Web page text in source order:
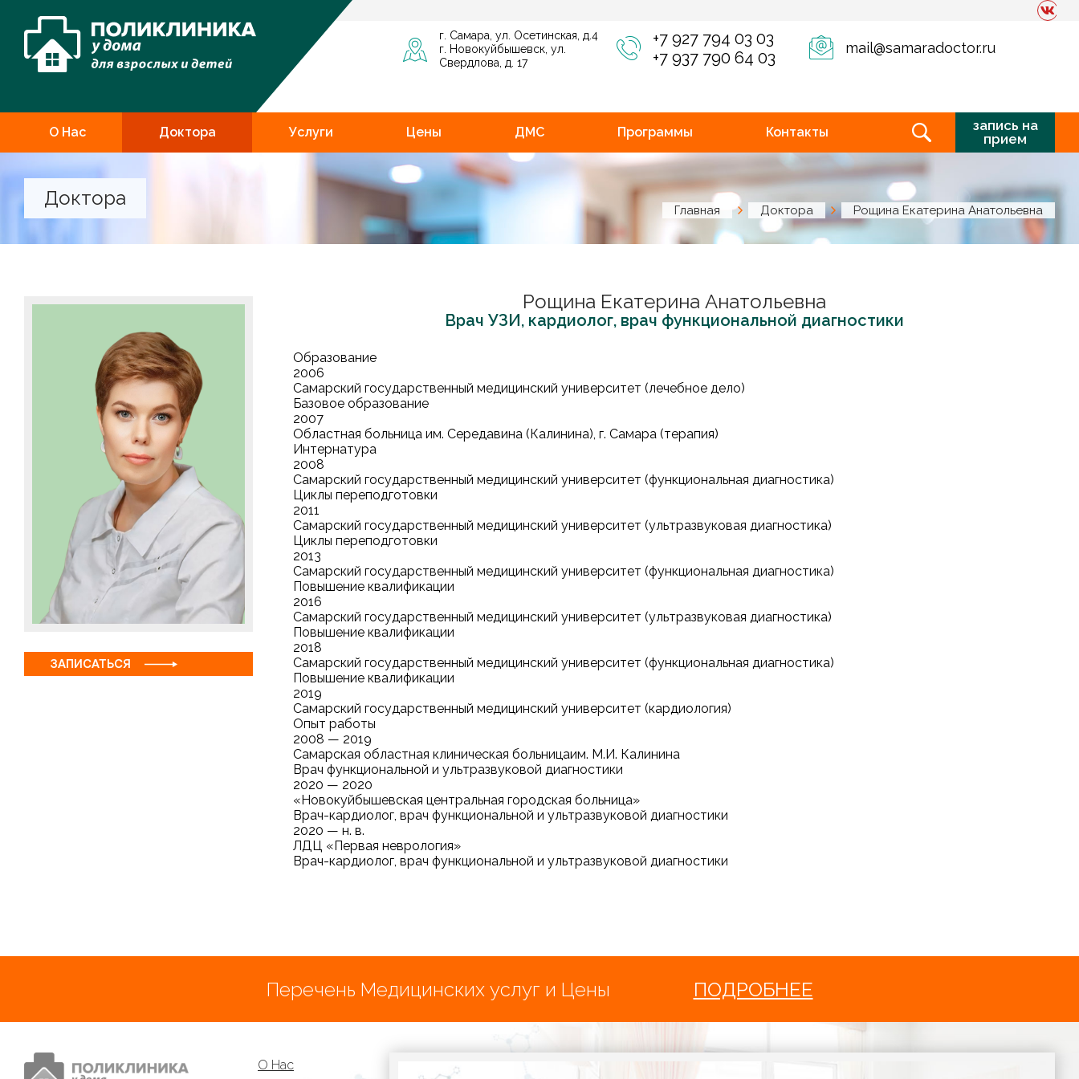
г. Самара, ул. Осетинская, д.4
г. Новокуйбышевск, ул.
Свердлова, д. 17
+7 927 794 03 03
+7 937 790 64 03
mail@samaradoctor.ru
О Нас Доктора Услуги Цены ДМС Программы Контакты
запись на
прием
Доктора
Главная Доктора Рощина Екатерина Анатольевна
ЗАПИСАТЬСЯ
Рощина Екатерина Анатольевна
Врач УЗИ, кардиолог, врач функциональной диагностики
Образование
2006
Самарский государственный медицинский университет (лечебное дело)
Базовое образование
2007
Областная больница им. Середавина (Калинина), г. Самара (терапия)
Интернатура
2008
Самарский государственный медицинский университет (функциональная диагностика)
Циклы переподготовки
2011
Самарский государственный медицинский университет (ультразвуковая диагностика)
Циклы переподготовки
2013
Самарский государственный медицинский университет (функциональная диагностика)
Повышение квалификации
2016
Самарский государственный медицинский университет (ультразвуковая диагностика)
Повышение квалификации
2018
Самарский государственный медицинский университет (функциональная диагностика)
Повышение квалификации
2019
Самарский государственный медицинский университет (кардиология)
Опыт работы
2008 — 2019
Самарская областная клиническая больницаим. М.И. Калинина
Врач функциональной и ультразвуковой диагностики
2020 — 2020
«Новокуйбышевская центральная городская больница»
Врач-кардиолог, врач функциональной и ультразвуковой диагностики
2020 — н. в.
ЛДЦ «Первая неврология»
Врач-кардиолог, врач функциональной и ультразвуковой диагностики
Перечень Медицинских услуг и Цены ПОДРОБНЕЕ
О Нас